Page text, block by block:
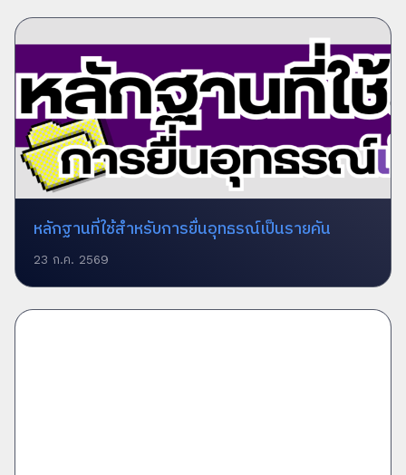
หลักฐานที่ใช้สำหรับการยื่นอุทธรณ์เป็นรายคัน
23 ก.ค. 2569